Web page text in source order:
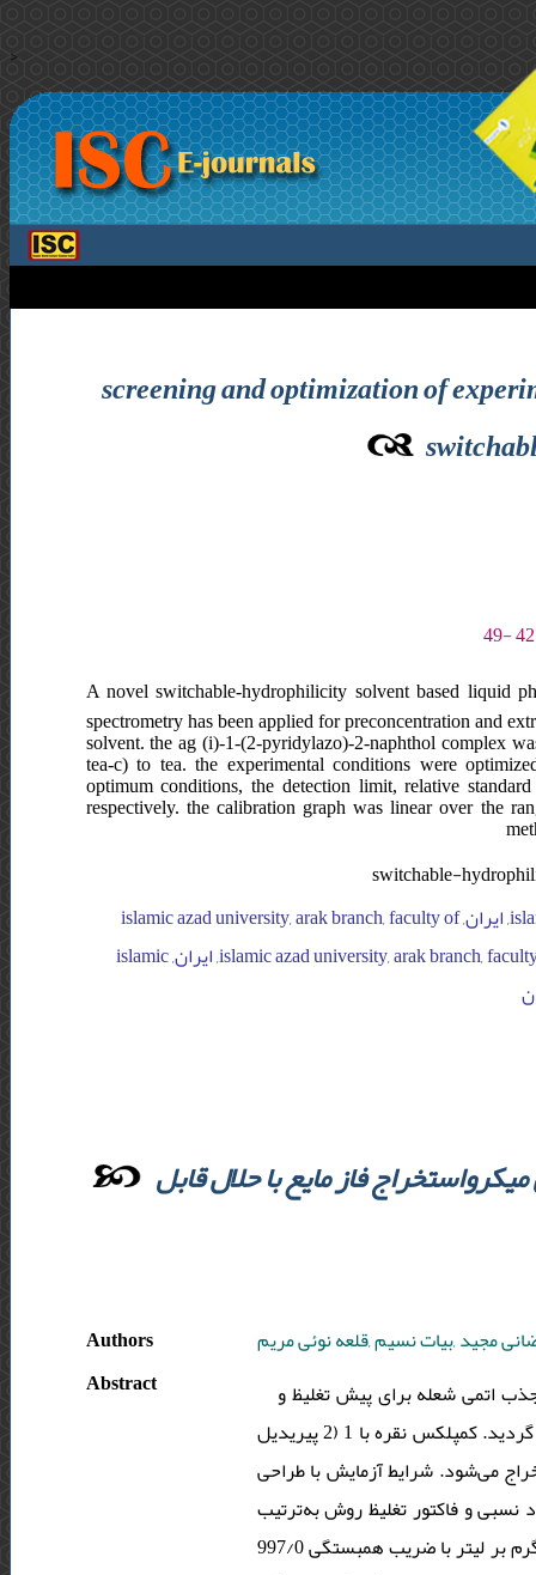
>
screening and optimization of
A novel switchable-hydrophilicity solvent based liquid
spectrometry has been applied for preconcentration and
solvent. the ag (i)-1-(2-pyridylazo)-2-naphthol complex
tea-c) to tea. the experimental conditions were
optimum conditions, the detection limit, relative
respectively. the calibration graph was linear over the
switchable-
islamic azad university, arak branch, faculty of science, department of chemistry, ایران, islamic azad university, arak branch, faculty of
science, department of chemistry, ایران, islamic azad university, arak branch, faculty of science, department of chemistry, ایران, islamic
فاز مایع با حلال قابل
Authors
مجید ,بیات نسیم ,قلعه نوئی مریم
Abstract
اتمی شعله برای پیش تغلیظ و
استخراج نقره بکار برده شد. در این تحقیق، تری اتیل آمین به‌عنوان حلال سبز قابل تغییر استفاده گردید. کمپلکس نقره با ‏1 (2 پیریدیل
می‌شود. شرایط آزمایش با طراحی
نسبی و فاکتور تغلیظ روش به‌ترتیب
35/0 میکروگرم بر لیتر، 4/1٪ و 68 بدست آمد. منحنی کالیبراسیون دارای گستره خطی 5002 میکروگرم بر لیتر با ضریب همبستگی 997/0